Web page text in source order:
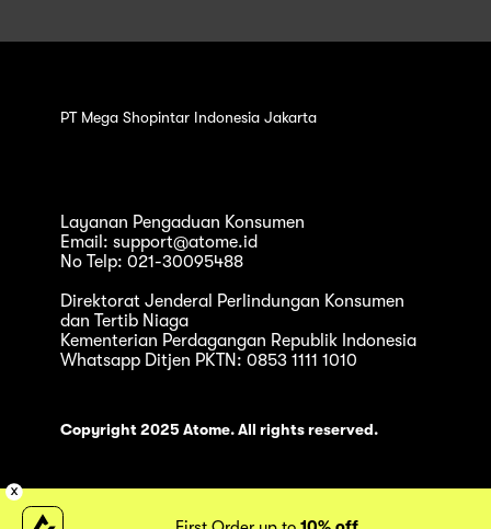
PT Mega Shopintar Indonesia Jakarta
Layanan Pengaduan Konsumen
Email: support@atome.id
No Telp: 021-30095488
Direktorat Jenderal Perlindungan Konsumen
dan Tertib Niaga
Kementerian Perdagangan Republik Indonesia
Whatsapp Ditjen PKTN: 0853 1111 1010
Copyright 2025 Atome. All rights reserved.